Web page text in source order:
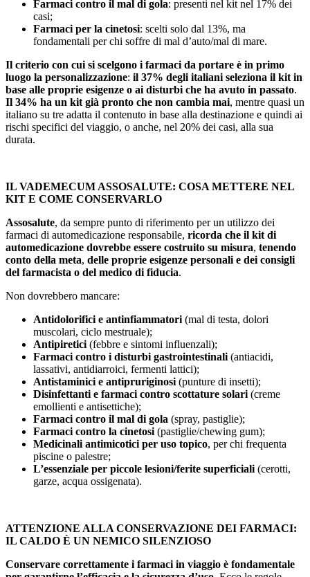
Farmaci contro il mal di gola: presenti nel kit nel 17% dei
casi;
Farmaci per la cinetosi: scelti solo dal 13%, ma
fondamentali per chi soffre di mal d’auto/mal di mare.
Il criterio con cui si scelgono i farmaci da portare è in primo
luogo la personalizzazione: il 37% degli italiani seleziona il kit in
base alle proprie esigenze o ai disturbi che ha avuto in passato.
Il 34% ha un kit già pronto che non cambia mai, mentre quasi un
italiano su tre adatta il contenuto in base alla destinazione e quindi ai
rischi specifici del viaggio, o anche, nel 20% dei casi, alla sua
durata.
IL VADEMECUM ASSOSALUTE: COSA METTERE NEL
KIT E COME CONSERVARLO
Assosalute, da sempre punto di riferimento per un utilizzo dei
farmaci di automedicazione responsabile, ricorda che il kit di
automedicazione dovrebbe essere costruito su misura, tenendo
conto della meta, delle proprie esigenze personali e dei consigli
del farmacista o del medico di fiducia.
Non dovrebbero mancare:
Antidolorifici e antinfiammatori (mal di testa, dolori
muscolari, ciclo mestruale);
Antipiretici (febbre e sintomi influenzali);
Farmaci contro i disturbi gastrointestinali (antiacidi,
lassativi, antidiarroici, fermenti lattici);
Antistaminici e antipruriginosi (punture di insetti);
Disinfettanti e farmaci contro scottature solari (creme
emollienti e antisettiche);
Farmaci contro il mal di gola (spray, pastiglie);
Farmaci contro la cinetosi (pastiglie/chewing gum);
Medicinali antimicotici per uso topico, per chi frequenta
piscine o palestre;
L’essenziale per piccole lesioni/ferite superficiali (cerotti,
garze, acqua ossigenata).
ATTENZIONE ALLA CONSERVAZIONE DEI FARMACI:
IL CALDO È UN NEMICO SILENZIOSO
Conservare correttamente i farmaci in viaggio è fondamentale